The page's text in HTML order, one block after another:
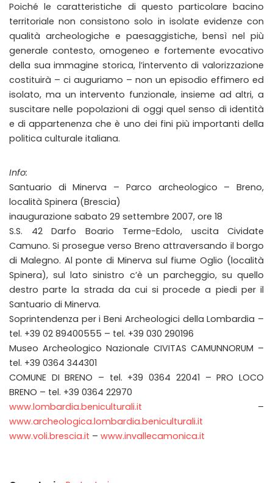
Poiché le caratteristiche di questo particolare bacino
territoriale non consistono solo in isolate evidenze con
qualità archeologiche e paesaggistiche, bensì nel più
generale contesto, omogeneo e fortemente evocativo
della sua immagine storica, l’intervento di valorizzazione
costituirà – ci auguriamo – non un episodio effimero ed
isolato, ma un intervento funzionale, insieme ad altri, a
suscitare nelle popolazioni di oggi quel senso di identità
e di appartenenza che è uno dei fini più importanti della
politica culturale italiana.
Info:
Santuario di Minerva – Parco archeologico – Breno,
località Spinera (Brescia)
inaugurazione sabato 29 settembre 2007, ore 18
S.S. 42 Darfo Boario Terme-Edolo, uscita Cividate
Camuno. Si prosegue verso Breno attraversando il borgo
di Malegno. Al ponte di Minerva sul fiume Oglio (località
Spinera), sul lato sinistro c’è un parcheggio, su quello
destro parte la strada da cui si procede a piedi per il
Santuario di Minerva.
Soprintendenza per i Beni Archeologici della Lombardia –
tel. +39 02 89400555 – tel. +39 030 290196
Museo Archeologico Nazionale CIVITAS CAMUNNORUM –
tel. +39 0364 344301
COMUNE DI BRENO – tel. +39 0364 22041 – PRO LOCO
BRENO – tel. +39 0364 22970
www.lombardia.beniculturali.it –
www.archeologica.lombardia.beniculturali.it
www.voli.brescia.it – www.invallecamonica.it